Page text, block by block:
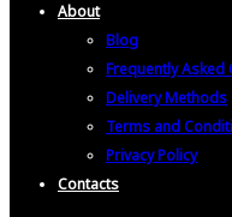
About
Blog
Frequently Asked
Delivery Methods
Terms and
Privacy Policy
Contacts